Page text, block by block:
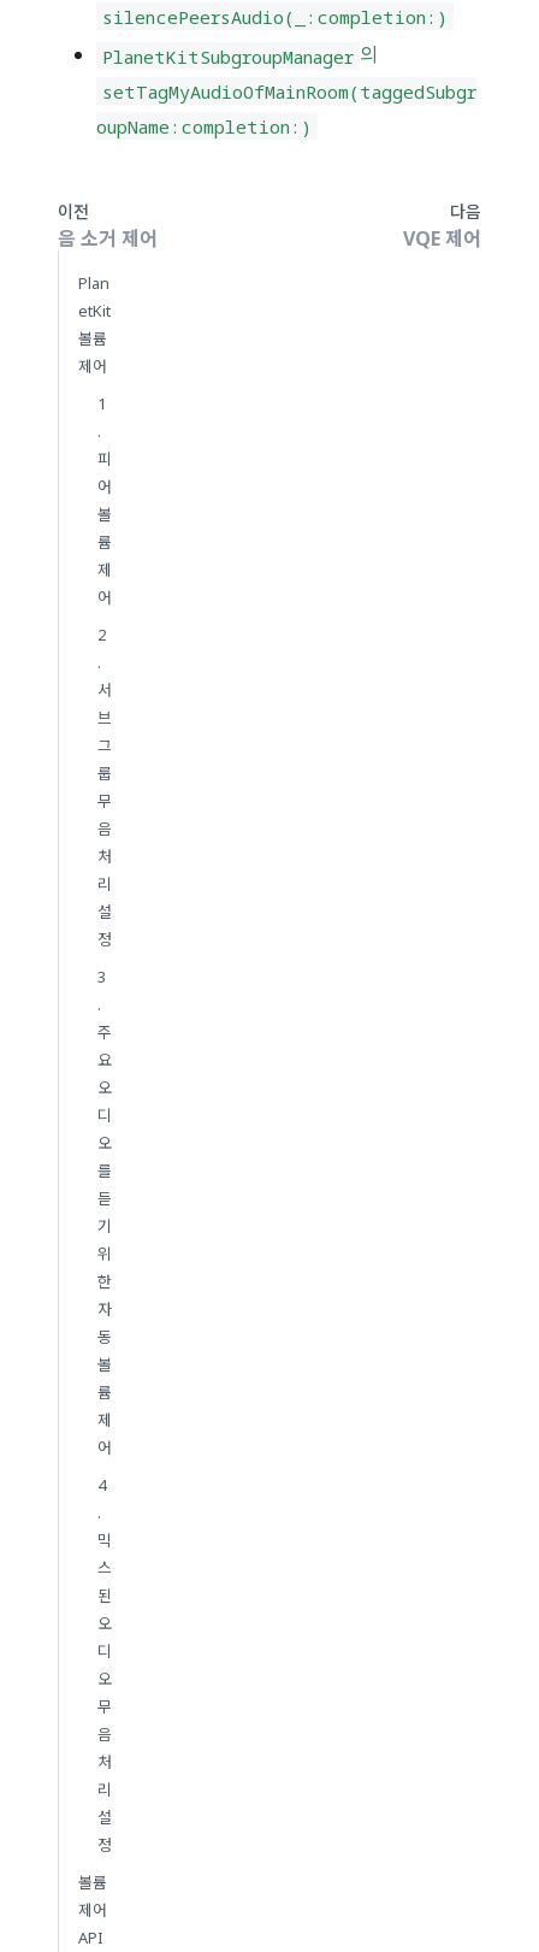
silencePeersAudio(_:completion:)
PlanetKitSubgroupManager 의
setTagMyAudioOfMainRoom(taggedSubgr
oupName:completion:)
이전
음 소거 제어
다음
VQE 제어
Plan
etKit
볼륨
제어
1
.
피
어
볼
륨
제
어
2
.
서
브
그
룹
무
음
처
리
설
정
3
.
주
요
오
디
오
를
듣
기
위
한
자
동
볼
륨
제
어
4
.
믹
스
된
오
디
오
무
음
처
리
설
정
볼륨
제어
API